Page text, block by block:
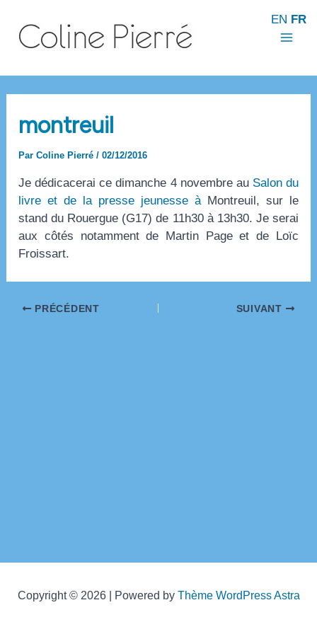
contenu
montreuil
ParColine Pierré/02/12/2016
Je dédicacerai ce dimanche 4 novembre au Salon du
livre et de la presse jeunesse àMontreuil, sur le
stand du Rouergue (G17) de 11h30 à 13h30. Je serai
aux côtés notamment de Martin Page et de Loïc
Froissart.
Navigation
PRÉCÉDENT SUIVANT
Copyright © 2026 | Powered by Thème WordPress Astra
EN FR